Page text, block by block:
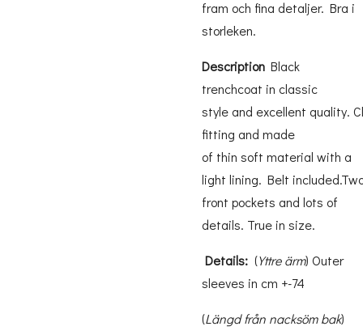
fram och fina detaljer. Bra i
storleken.
Description Black
trenchcoat in classic
style and excellent quality.
fitting and made
of thin soft material with a
light lining. Belt included.
front pockets and lots of
details. True in size.
Details: (Yttre ärm) Outer
sleeves in cm +-74
(Längd från nacksöm bak)